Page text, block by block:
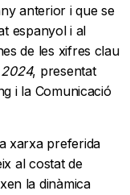
anterior i que se
espanyol i al
de les xifres clau
2024, presentat
i la Comunicació
xarxa preferida
al costat de
la dinàmica